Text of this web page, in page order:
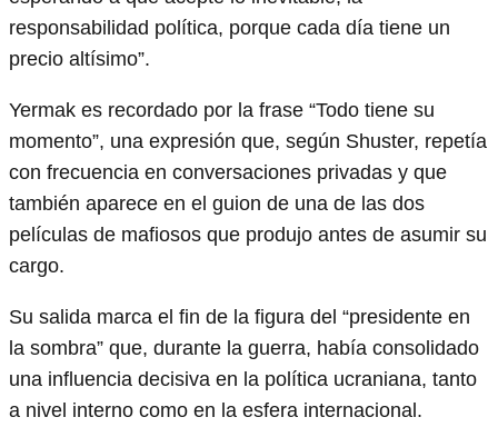
responsabilidad política, porque cada día tiene un
precio altísimo”.
Yermak es recordado por la frase “Todo tiene su
momento”, una expresión que, según Shuster, repetía
con frecuencia en conversaciones privadas y que
también aparece en el guion de una de las dos
películas de mafiosos que produjo antes de asumir su
cargo.
Su salida marca el fin de la figura del “presidente en
la sombra” que, durante la guerra, había consolidado
una influencia decisiva en la política ucraniana, tanto
a nivel interno como en la esfera internacional.